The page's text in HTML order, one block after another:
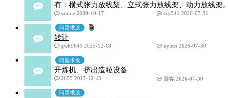
有：横式张力放线架、立式张力放线架、动力放线架
sannie 2009-10-17
txy541 2026-07-31
问题求助
转让
gwh9645 2025-12-18
uyless 2026-07-30
问题求助
开炼机、挤出造粒设备
2655 2017-12-13
游客 2026-07-30
问题求助